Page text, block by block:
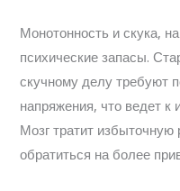
Монотонность и скука,
психические запасы.
скучному делу требуют
напряжения, что ведет к
Мозг тратит
обратиться на более